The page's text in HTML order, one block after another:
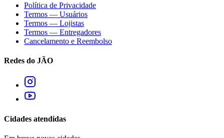
Política de Privacidade
Termos — Usuários
Termos — Lojistas
Termos — Entregadores
Cancelamento e Reembolso
Redes do JÃO
Cidades atendidas